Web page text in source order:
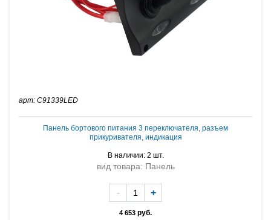
арт: C91339LED
Панель бортового питания 3 переключателя, разъем
прикуривателя, индикация
В наличии: 2 шт.
вид товара: Панель
4 653 руб.
- +